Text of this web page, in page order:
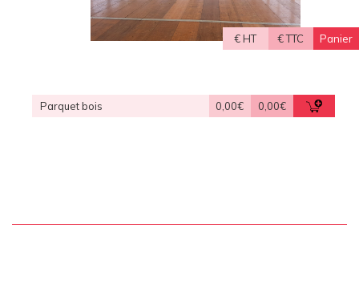
€HT €TTC Panier
Parquet bois 0,00€ 0,00€